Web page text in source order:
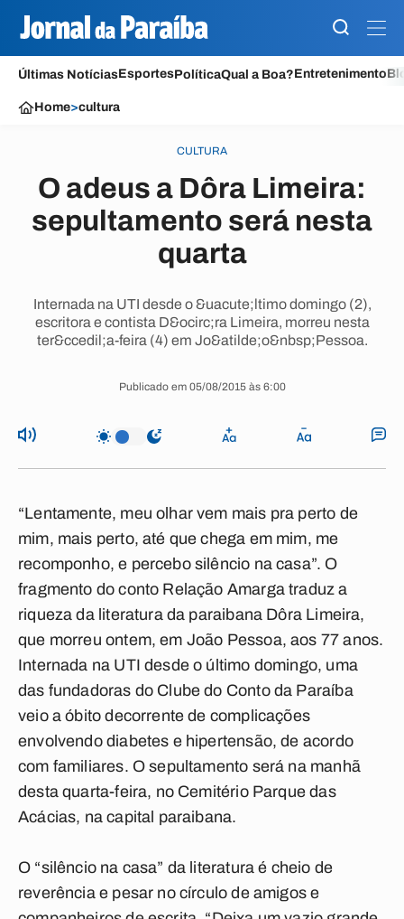
Últimas NotíciasEsportesPolíticaQual a Boa?Entretenimento
Home>cultura
CULTURA
O adeus a Dôra Limeira:
sepultamento será nesta
quarta
Internada na UTI desde o &uacute;ltimo domingo (2),
escritora e contista D&ocirc;ra Limeira, morreu nesta
ter&ccedil;a-feira (4) em Jo&atilde;o&nbsp;Pessoa.
Publicado em 05/08/2015 às 6:00
“Lentamente, meu olhar vem mais pra perto de
mim, mais perto, até que chega em mim, me
recomponho, e percebo silêncio na casa”. O
fragmento do conto Relação Amarga traduz a
riqueza da literatura da paraibana Dôra Limeira,
que morreu ontem, em João Pessoa, aos 77 anos.
Internada na UTI desde o último domingo, uma
das fundadoras do Clube do Conto da Paraíba
veio a óbito decorrente de complicações
envolvendo diabetes e hipertensão, de acordo
com familiares. O sepultamento será na manhã
desta quarta-feira, no Cemitério Parque das
Acácias, na capital paraibana.
O “silêncio na casa” da literatura é cheio de
reverência e pesar no círculo de amigos e